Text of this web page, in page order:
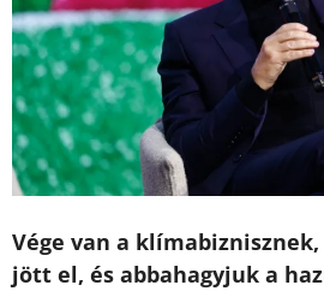
Vége van a
jött el, és abbahagyjuk a